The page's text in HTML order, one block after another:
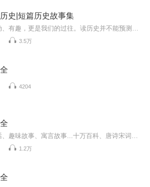
史|短篇历史故事集
3.5万
4204
1.2万